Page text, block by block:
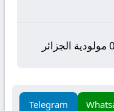
Telegram